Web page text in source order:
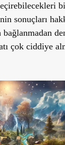
sonuçları
bağlanmadan
çok ciddiye